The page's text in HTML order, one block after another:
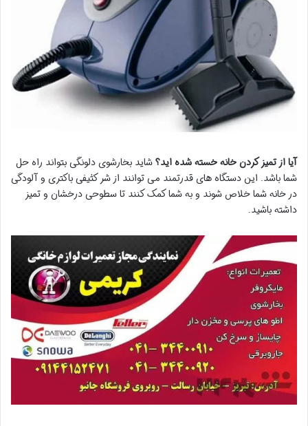
آیا از تمیز کردن خانه خسته شده اید؟شاید بخارشوی دلونگی بتواند راه حل
شما باشد. این دستگاه های قدرتمند می توانند از شر کثیفی باکتری و آلودگی
در خانه شما خلاص شوند و به شما کمک کنند تا سطوحی درخشان و تمیز
داشته باشید.